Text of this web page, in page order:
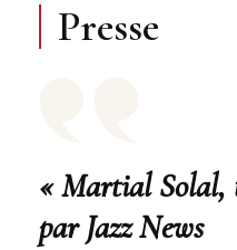
Presse
« Martial Solal,
par Jazz News